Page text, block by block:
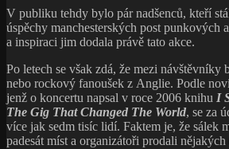
V publiku tehdy bylo pár nadšenců, kteří
úspěchy manchesterských post punkových
a inspiraci jim dodala právě tato akce.
Po letech se však zdá, že mezi návštěvníky
nebo rockový fanoušek z Anglie. Podle
jenž o koncertu napsal v roce 2006 knihu I
The Gig That Changed The World, se za
více jak sedm tisíc lidí. Faktem je, že sálek
padesát míst a organizátoři prodali